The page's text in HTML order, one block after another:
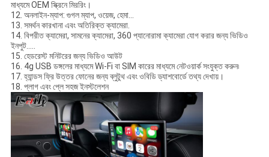
মাধ্যমে OEM স্ক্রিনে মিররিং।
12. অনলাইন-ম্যাপ: গুগল ম্যাপ, ওয়েজ, হেমা...
13. সমর্থন কারখানা এবং অতিরিক্ত ক্যামেরা.
14. বিপরীত ক্যামেরা, সামনের ক্যামেরা, 360 প্যানোরামা ক্যামেরা যোগ করার জন্য ভিডিও
ইনপুট.....
15. হেডরেস্ট মনিটরের জন্য ভিডিও আউট
16. 4g USB ডঙ্গলের মাধ্যমে Wi-Fi বা SIM কারের মাধ্যমে নেটওয়ার্ক সংযুক্ত করুন৷
17. হ্যান্ডস ফ্রি উত্তর ফোনের জন্য ব্লুটুথ এবং ওবিডি ড্যাশবোর্ডে তথ্য দেখায়।
18. প্লাগ এবং প্লে সহজ ইনস্টলেশন